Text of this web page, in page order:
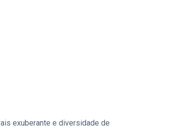
exuberante e diversidade de